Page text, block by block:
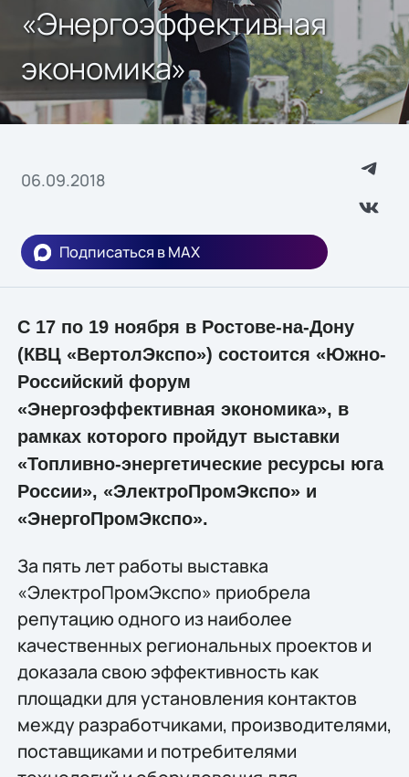
«Энергоэффективная
экономика»
06.09.2018
Подписаться в MAX
С 17 по 19 ноября в Ростове-на-Дону
(КВЦ «ВертолЭкспо») состоится «Южно-
Российский форум
«Энергоэффективная экономика», в
рамках которого пройдут выставки
«Топливно-энергетические ресурсы юга
России», «ЭлектроПромЭкспо» и
«ЭнергоПромЭкспо».
За пять лет работы выставка
«ЭлектроПромЭкспо» приобрела
репутацию одного из наиболее
качественных региональных проектов и
доказала свою эффективность как
площадки для установления контактов
между разработчиками, производителями,
поставщиками и потребителями